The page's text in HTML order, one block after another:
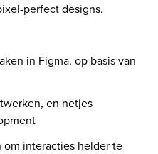
perfect designs.
in Figma, op basis van
en netjes
om interacties helder te